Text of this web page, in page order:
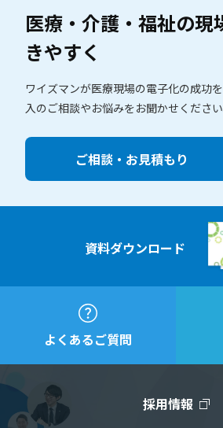
医療・介護・福祉の現
きやすく
ワイズマンが医療現場の電子化の成功を
入のご相談やお悩みをお聞かせください
ご相談・お見積もり
資料ダウンロード
よくあるご質問
採用情報